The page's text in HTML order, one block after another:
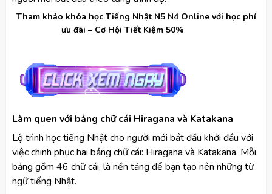
Tham khảo khóa học Tiếng Nhật N5 N4 Online với học phí
ưu đãi – Cơ Hội Tiết Kiệm 50%
Làm quen với bảng chữ cái Hiragana và Katakana
Lộ trình học tiếng Nhật cho người mới bắt đầu khởi đầu với
việc chinh phục hai bảng chữ cái: Hiragana và Katakana. Mỗi
bảng gồm 46 chữ cái, là nền tảng để bạn tạo nên những từ
ngữ tiếng Nhật.